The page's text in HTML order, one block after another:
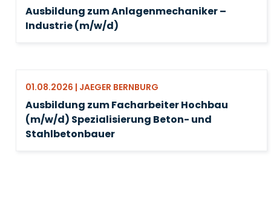
Ausbildung zum Anlagenmechaniker –
Industrie (m/w/d)
01.08.2026 | JAEGER BERNBURG
Ausbildung zum Facharbeiter Hochbau
(m/w/d) Spezialisierung Beton- und
Stahlbetonbauer